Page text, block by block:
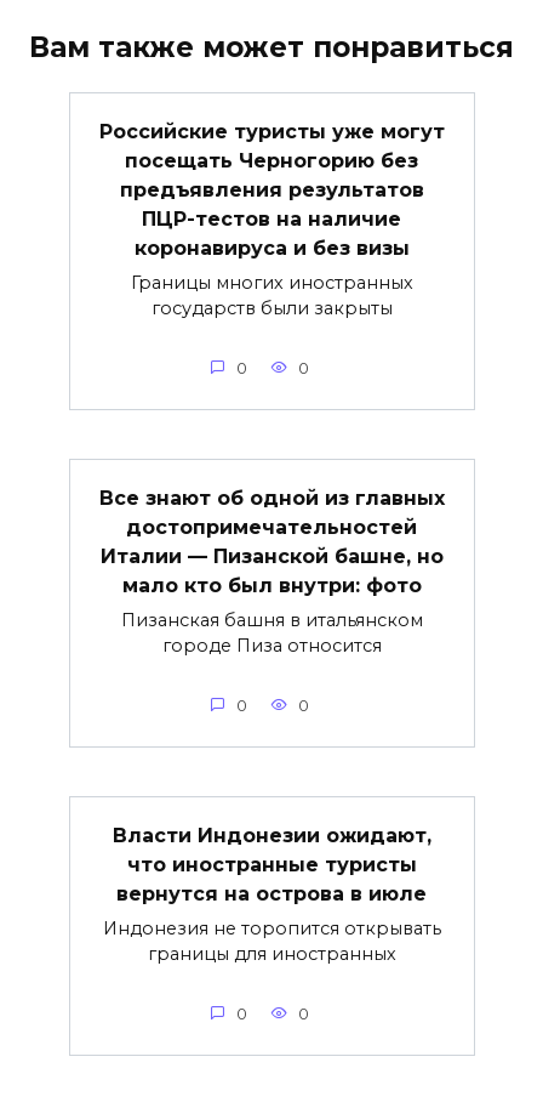
Вам также может понравиться
Российские туристы уже могут
посещать Черногорию без
предъявления результатов
ПЦР-тестов на наличие
коронавируса и без визы
Границы многих иностранных
государств были закрыты
0 0
Все знают об одной из главных
достопримечательностей
Италии — Пизанской башне, но
мало кто был внутри: фото
Пизанская башня в итальянском
городе Пиза относится
0 0
Власти Индонезии ожидают,
что иностранные туристы
вернутся на острова в июле
Индонезия не торопится открывать
границы для иностранных
0 0